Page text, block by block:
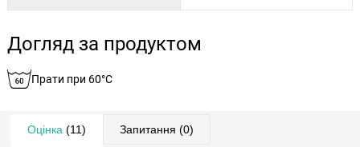
Догляд за продуктом
Прати при 60°C
Оцінка (11) Запитання (0)